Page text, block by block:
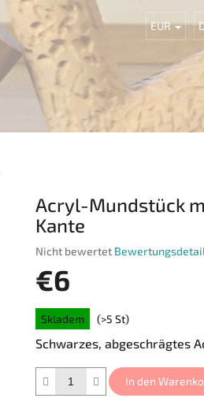
EUR
Acryl-Mundstück
Kante
Die
Produktbewertung
0,0
von
5
Nicht bewertet
€6
Verkaufspreis:
Skladem
(>5 St)
Schwarzes, abgeschrägtes
In den